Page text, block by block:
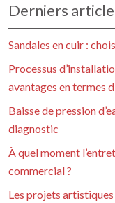
Derniers
Sandales en cuir :
Processus
avantages en termes
Baisse de pression
diagnostic
À quel moment
commercial ?
Les projets